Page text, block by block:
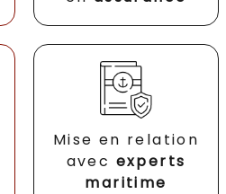
Mise en relation
avec experts
maritime